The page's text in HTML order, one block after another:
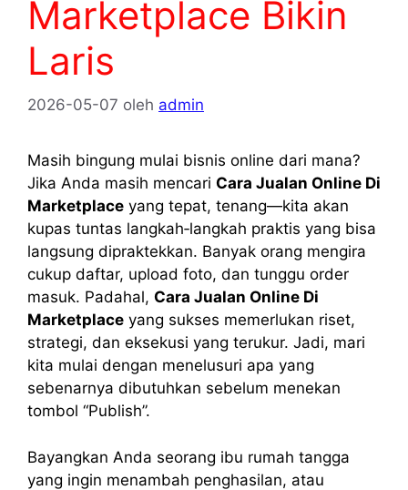
Marketplace Bikin
Laris
2026-05-07 oleh admin
Masih bingung mulai bisnis online dari mana?
Jika Anda masih mencari Cara Jualan Online Di
Marketplace yang tepat, tenang—kita akan
kupas tuntas langkah‑langkah praktis yang bisa
langsung dipraktekkan. Banyak orang mengira
cukup daftar, upload foto, dan tunggu order
masuk. Padahal, Cara Jualan Online Di
Marketplace yang sukses memerlukan riset,
strategi, dan eksekusi yang terukur. Jadi, mari
kita mulai dengan menelusuri apa yang
sebenarnya dibutuhkan sebelum menekan
tombol “Publish”.
Bayangkan Anda seorang ibu rumah tangga
yang ingin menambah penghasilan, atau